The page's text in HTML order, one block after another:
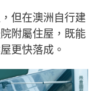
但在澳洲自行建
附屬住屋，既能
更快落成。